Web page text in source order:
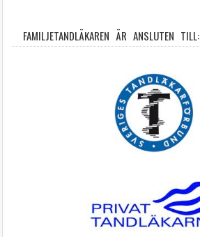
FAMILJETANDLÄKAREN ÄR ANSLUTEN TILL: